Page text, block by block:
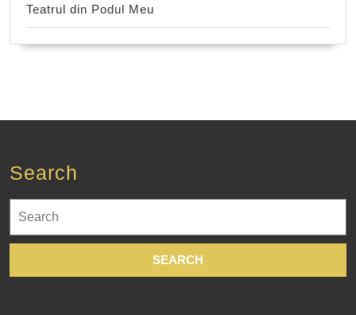
Teatrul din Podul Meu
Search
for: